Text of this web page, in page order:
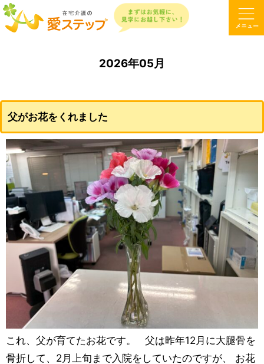
2026年05月
父がお花をくれました
これ、父が育てたお花です。 父は昨年12月に大腿骨を
骨折して、2月上旬まで入院をしていたのですが、 お花